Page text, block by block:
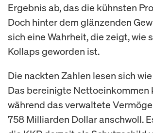
Ergebnis ab, das die kühnsten
Doch hinter dem glänzenden
sich eine Wahrheit, die zeigt, wie
Kollaps geworden ist.
Die nackten Zahlen lesen sich
Das bereinigte Nettoeinkommen
während das verwaltete
758 Milliarden Dollar anschwoll.